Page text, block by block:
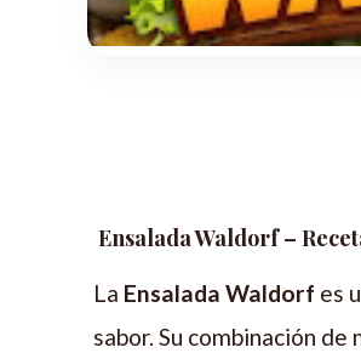
Ensalada Waldorf –
La Ensalada Waldorf es
sabor. Su combinación